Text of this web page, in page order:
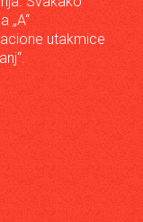
„A“
utakmice